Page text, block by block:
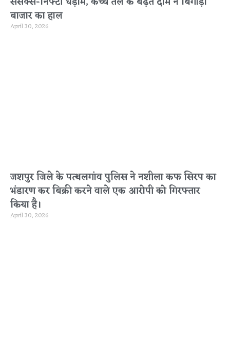
बाजार का हाल
April 30, 2026
जशपुर जिले के पत्थलगांव पुलिस ने नशीला कफ सिरप का
भंडारण कर बिक्री करने वाले एक आरोपी को गिरफ्तार
किया है।
April 30, 2026